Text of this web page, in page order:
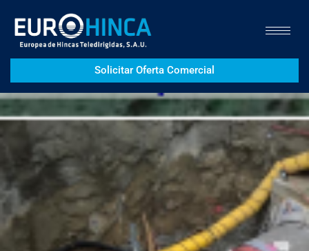
Solicitar Oferta Comercial